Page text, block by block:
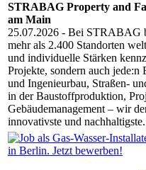
STRABAG Property and
am Main
25.07.2026 - Bei STRABAG
mehr als 2.400 Standorten
und individuelle Stärken
Projekte, sondern auch
und Ingenieurbau, Straßen-
in der Baustoffproduktion,
Gebäudemanagement – wir
innovativste und